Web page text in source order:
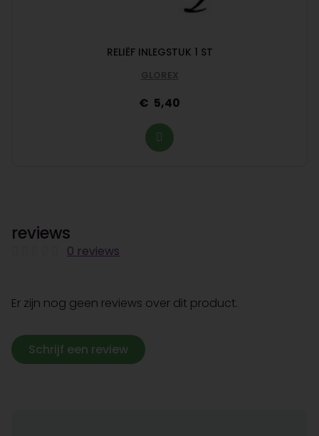
RELIËF INLEGSTUK 1 ST
GLOREX
5,40
reviews
0 reviews
Er zijn nog geen reviews over dit product.
Schrijf een review